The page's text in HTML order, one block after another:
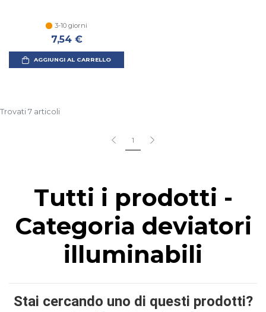
3-10 giorni
7,54 €
AGGIUNGI AL CARRELLO
Trovati 7 articoli
1
Tutti i prodotti -
Categoria deviatori
illuminabili
Stai cercando uno di questi prodotti?